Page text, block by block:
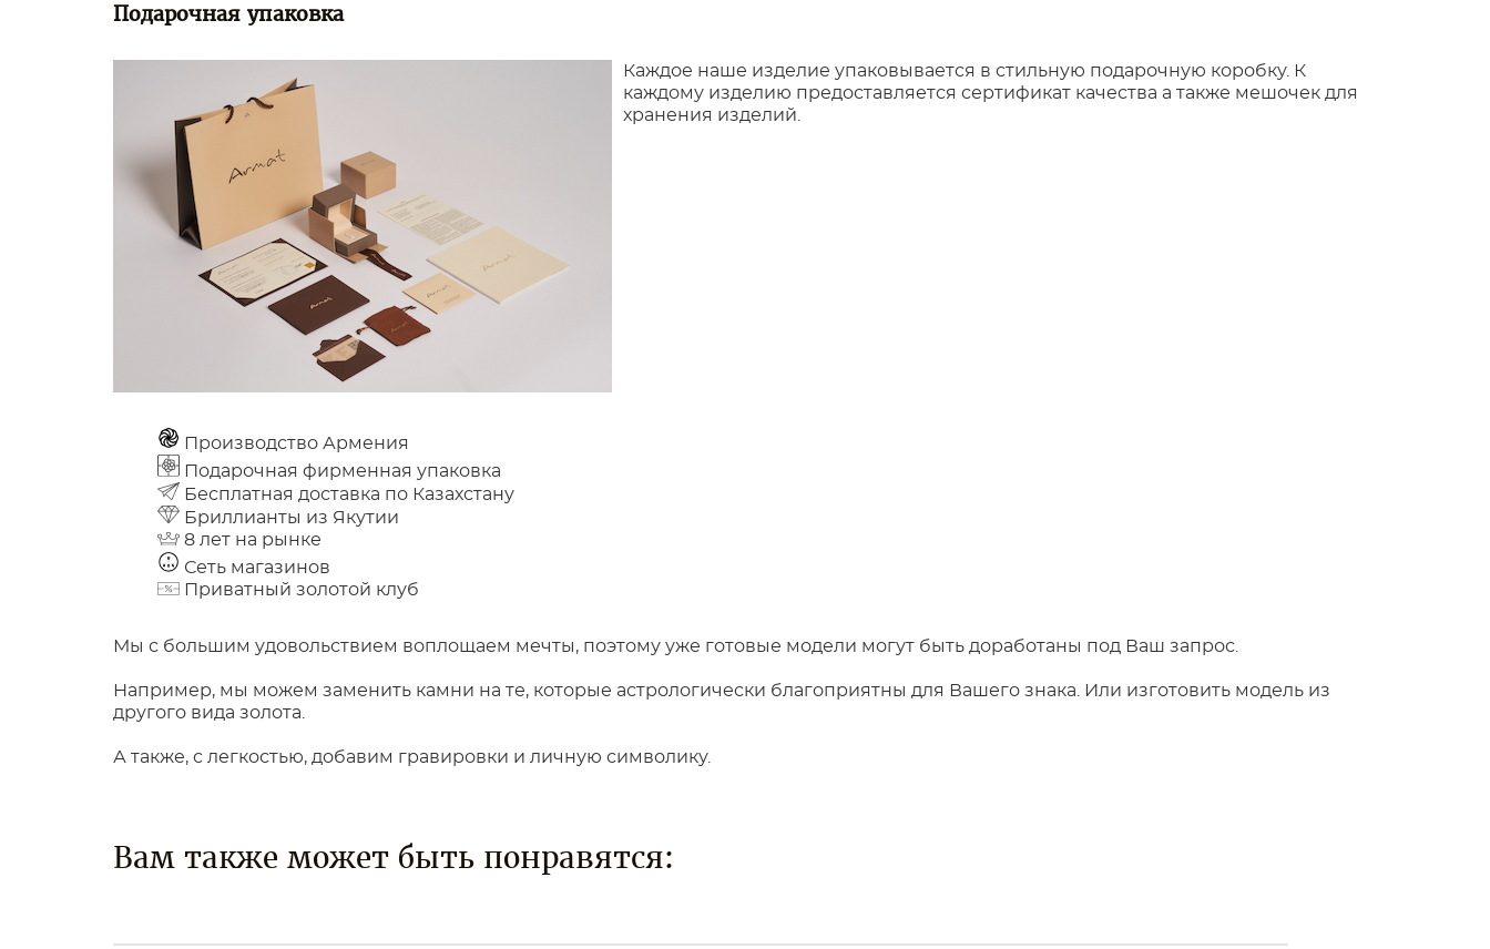
Подарочная упаковка
Каждое наше изделие упаковывается в стильную подарочную коробку. К
каждому изделию предоставляется сертификат качества а также мешочек для
хранения изделий.
Производство Армения
Подарочная фирменная упаковка
Бесплатная доставка по Казахстану
Бриллианты из Якутии
8 лет на рынке
Сеть магазинов
Приватный золотой клуб
Мы с большим удовольствием воплощаем мечты, поэтому уже готовые модели могут быть доработаны под Ваш запрос.
Например, мы можем заменить камни на те, которые астрологически благоприятны для Вашего знака. Или изготовить модель из
другого вида золота.
А также, с легкостью, добавим гравировки и личную символику.
Вам также может быть понравятся: